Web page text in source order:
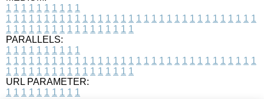
1 1 1 1 1 1 1 1 1 1
1 1 1 1 1 1 1 1 1 1 1 1 1 1 1 1 1 1 1 1 1 1 1 1 1 1 1 1 1 1 1 1 1
1 1 1 1 1 1 1 1 1 1 1 1 1 1 1 1 1
PARALLELS:
1 1 1 1 1 1 1 1 1 1
1 1 1 1 1 1 1 1 1 1 1 1 1 1 1 1 1 1 1 1 1 1 1 1 1 1 1 1 1 1 1 1 1
1 1 1 1 1 1 1 1 1 1 1 1 1 1 1 1 1
URL PARAMETER:
1 1 1 1 1 1 1 1 1 1